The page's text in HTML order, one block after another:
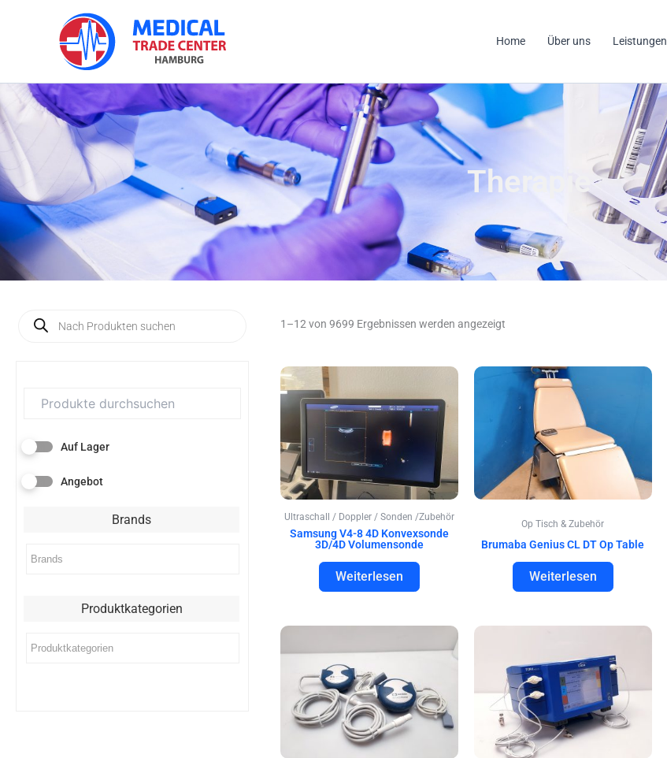
Home Über uns Leistungen
Therapie
search
Auf Lager
Angebot
Brands
Produktkategorien
1–12 von 9699 Ergebnissen werden angezeigt
Ultraschall / Doppler / Sonden /Zubehör
Samsung V4-8 4D Konvexsonde
3D/4D Volumensonde
Weiterlesen
Op Tisch & Zubehör
Brumaba Genius CL DT Op Table
Weiterlesen